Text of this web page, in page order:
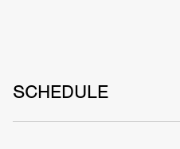
SCHEDULE